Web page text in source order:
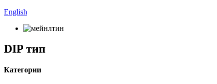
English
DIP тип
Категории